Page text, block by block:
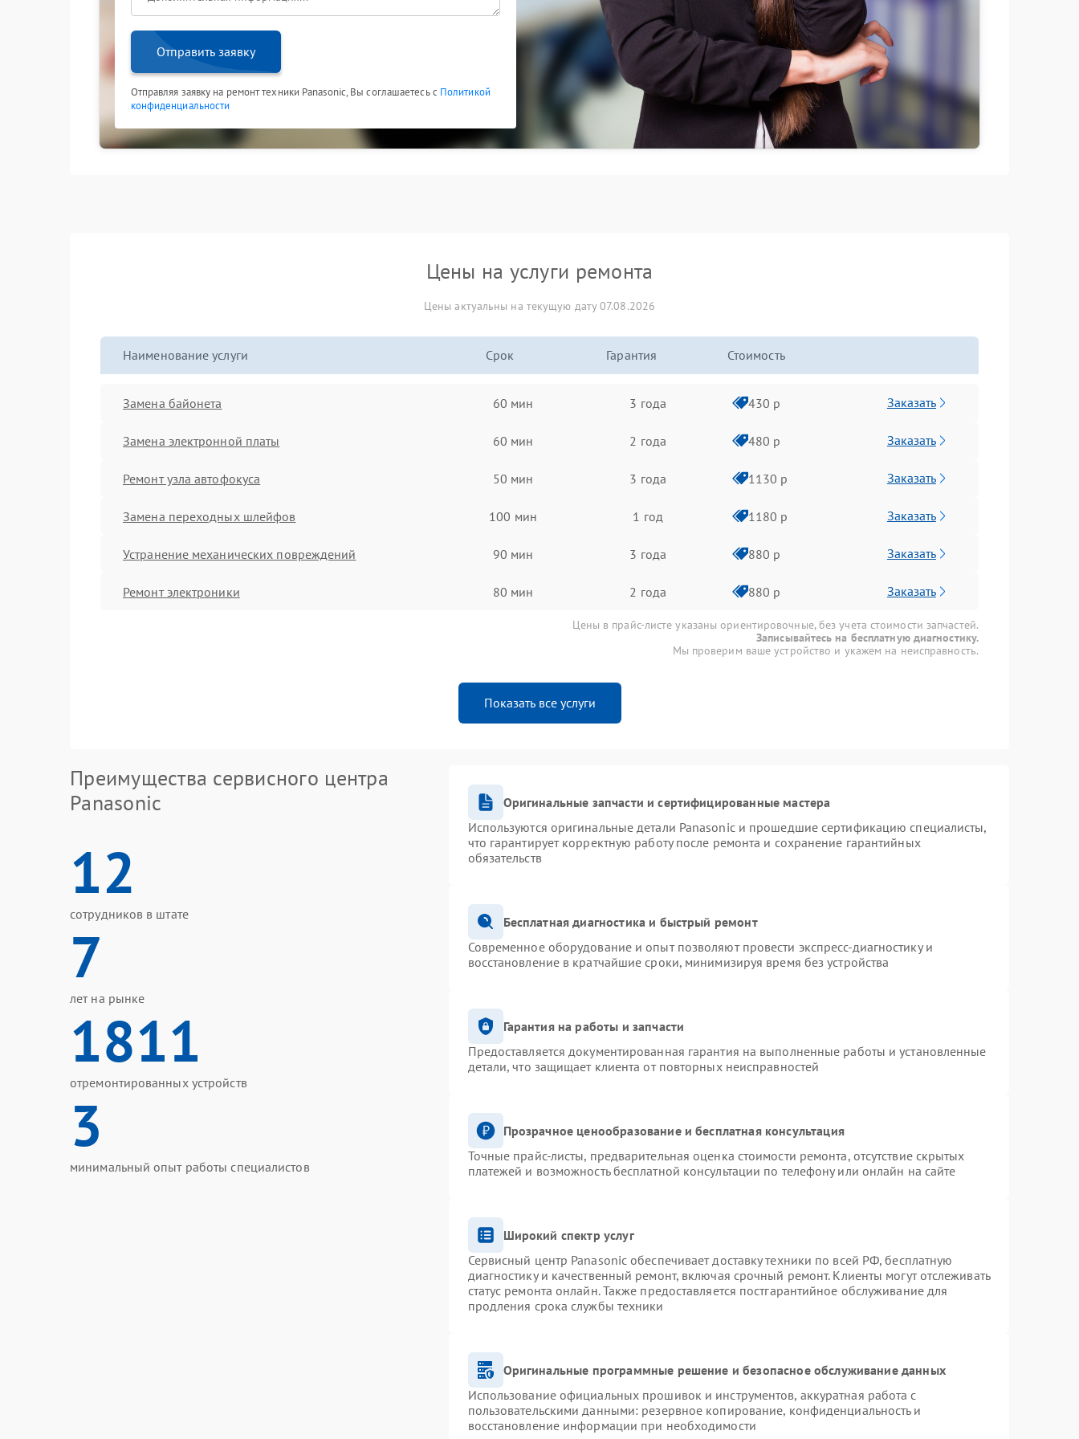
Отправить заявку
Отправляя заявку на ремонт техники Panasonic, Вы соглашаетесь с Политикой
конфиденциальности
Цены на услуги ремонта
Цены актуальны на текущую дату 07.08.2026
Наименование услуги Срок Гарантия Стоимость
Замена байонета 60 мин 3 года 430 р Заказать
Замена электронной платы 60 мин 2 года 480 р Заказать
Ремонт узла автофокуса 50 мин 3 года 1130 р Заказать
Замена переходных шлейфов 100 мин 1 год 1180 р Заказать
Устранение механических повреждений 90 мин 3 года 880 р Заказать
Ремонт электроники 80 мин 2 года 880 р Заказать
Цены в прайс-листе указаны ориентировочные, без учета стоимости запчастей.
Записывайтесь на бесплатную диагностику.
Мы проверим ваше устройство и укажем на неисправность.
Показать все услуги
Преимущества сервисного центра
Panasonic
12
сотрудников в штате
7
лет на рынке
1811
отремонтированных устройств
3
минимальный опыт работы специалистов
Оригинальные запчасти и сертифицированные мастера
Используются оригинальные детали Panasonic и прошедшие сертификацию специалисты,
что гарантирует корректную работу после ремонта и сохранение гарантийных
обязательств
Бесплатная диагностика и быстрый ремонт
Современное оборудование и опыт позволяют провести экспресс-диагностику и
восстановление в кратчайшие сроки, минимизируя время без устройства
Гарантия на работы и запчасти
Предоставляется документированная гарантия на выполненные работы и установленные
детали, что защищает клиента от повторных неисправностей
Прозрачное ценообразование и бесплатная консультация
Точные прайс-листы, предварительная оценка стоимости ремонта, отсутствие скрытых
платежей и возможность бесплатной консультации по телефону или онлайн на сайте
Широкий спектр услуг
Сервисный центр Panasonic обеспечивает доставку техники по всей РФ, бесплатную
диагностику и качественный ремонт, включая срочный ремонт. Клиенты могут отслеживать
статус ремонта онлайн. Также предоставляется постгарантийное обслуживание для
продления срока службы техники
Оригинальные программные решение и безопасное обслуживание данных
Использование официальных прошивок и инструментов, аккуратная работа с
пользовательскими данными: резервное копирование, конфиденциальность и
восстановление информации при необходимости